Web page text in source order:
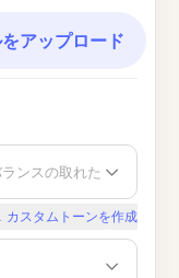
アップロード
ンスの取れた
カスタムトーンを作成